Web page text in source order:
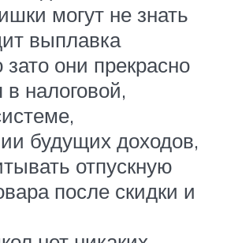
могут не знать
выплавка
они прекрасно
налоговой,
будущих доходов,
отпускную
после скидки и